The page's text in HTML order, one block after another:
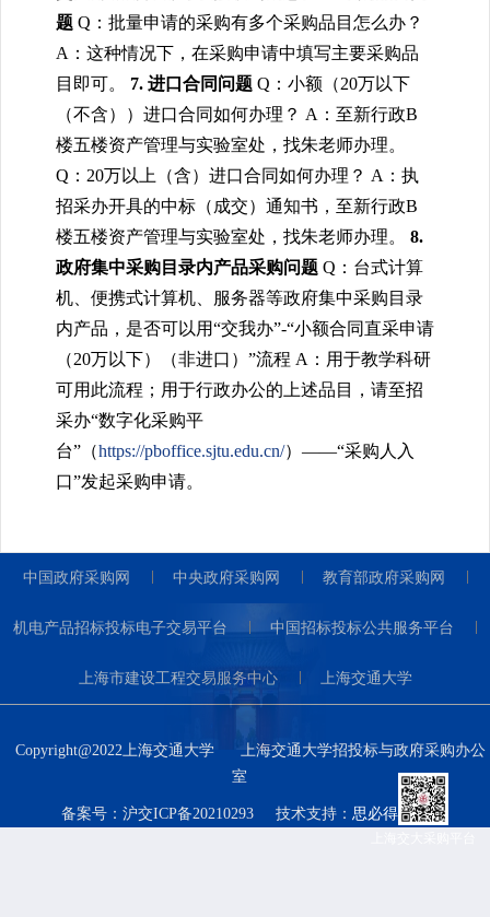
题 Q：批量申请的采购有多个采购品目怎么办？
A：这种情况下，在采购申请中填写主要采购品
目即可。
7. 进口合同问题 Q：小额（20万以下
（不含）） 进口合同如何办理？ A：至新行政B
楼五楼资产管理与实验室处，找朱老师办理。
Q：20万以上（含） 进口合同如何办理？ A：执
招采办开具的中标（成交）通知书，至新行政B
楼五楼资产管理与实验室处，找朱老师办理。
8.
政府集中采购目录内产品采购问题 Q： 台式计算
机、便携式计算机、服务器等政府集中采购目录
内产品，是否可以用“交我办”-“小额合同直采申请
（20万以下）（非进口）”流程 A：用于教学科研
可用此流程； 用于行政办公的上述品目，请至招
采办“数字化采购平
台”（https://pboffice.sjtu.edu.cn/）——“采购人入
口”发起采购申请。
中国政府采购网 中央政府采购网 教育部政府采购网
机电产品招标投标电子交易平台 中国招标投标公共服务平台
上海市建设工程交易服务中心 上海交通大学
Copyright@2022上海交通大学
上海交通大学招投标与政府采购办公
室
备案号：沪交ICP备20210293 技术支持： 思必得软件